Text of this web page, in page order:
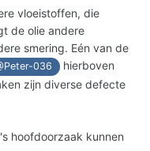
vloeistoffen, die
de olie andere
smering. Eén van de
036
hierboven
zijn diverse defecte
hoofdoorzaak kunnen